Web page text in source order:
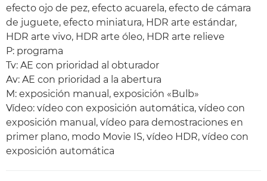
efecto ojo de pez, efecto acuarela, efecto de cámara
de juguete, efecto miniatura, HDR arte estándar,
HDR arte vivo, HDR arte óleo, HDR arte relieve
P: programa
Tv: AE con prioridad al obturador
Av: AE con prioridad a la abertura
M: exposición manual, exposición «Bulb»
Vídeo: vídeo con exposición automática, vídeo con
exposición manual, vídeo para demostraciones en
primer plano, modo Movie IS, vídeo HDR, vídeo con
exposición automática